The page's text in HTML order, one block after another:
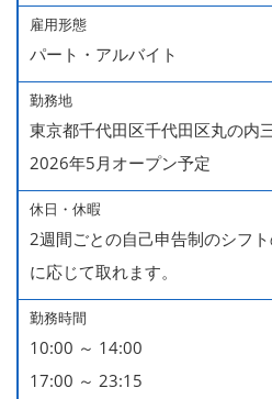
雇用形態
パート・アルバイト
勤務地
東京都千代田区千代田区丸の内
2026年5月オープン予定
休日・休暇
2週間ごとの自己申告制のシフ
に応じて取れます。
勤務時間
10:00 ～ 14:00
17:00 ～ 23:15